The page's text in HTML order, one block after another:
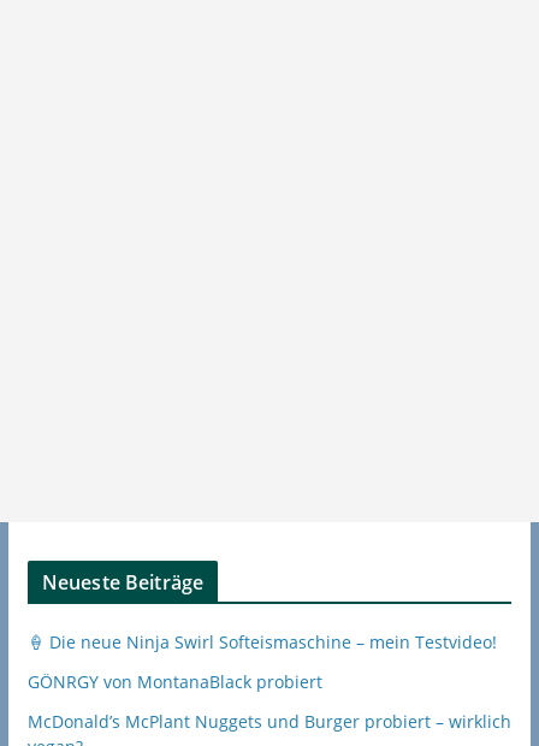
Neueste Beiträge
🍦 Die neue Ninja Swirl Softeismaschine – mein Testvideo!
GÖNRGY von MontanaBlack probiert
McDonald’s McPlant Nuggets und Burger probiert – wirklich